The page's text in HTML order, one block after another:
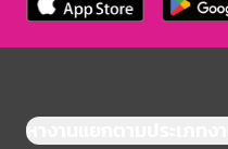
หางานแยกตามประเภทงาน